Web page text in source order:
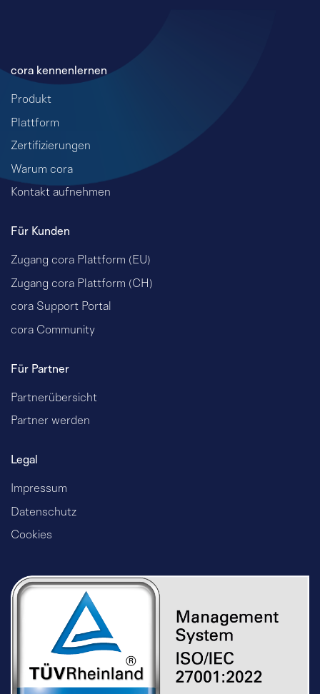
cora kennenlernen
Produkt
Plattform
Zertifizierungen
Warum cora
Kontakt aufnehmen
Für Kunden
Zugang cora Plattform (EU)
Zugang cora Plattform (CH)
cora Support Portal
cora Community
Für Partner
Partnerübersicht
Partner werden
Legal
Impressum
Datenschutz
Cookies